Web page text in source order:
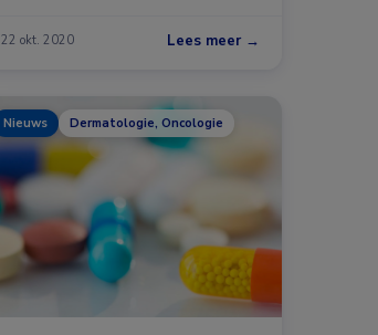
22 okt. 2020 Lees meer →
Nieuws Dermatologie, Oncologie